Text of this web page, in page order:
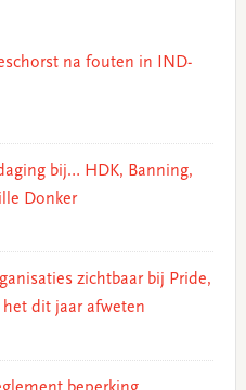
na fouten in IND-
bij… HDK, Banning,
Donker
zichtbaar bij Pride,
dit jaar afweten